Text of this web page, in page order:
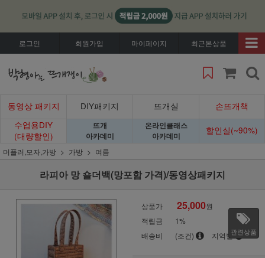
로그인 회원가입 마이페이지 최근본상품
동영상 패키지 DIY패키지 뜨개실
손뜨개책
수업용DIY
(대량할인)
뜨개
아카데미
온라인클래스
아카데미
할인실(~90%)
머플러,모자,가방 가방 여름
라피아 망 숄더백(망포함 가격)/동영상패키지
상품가 25,000원
적립금
1%
배송비
(조건) 지역별관련상품